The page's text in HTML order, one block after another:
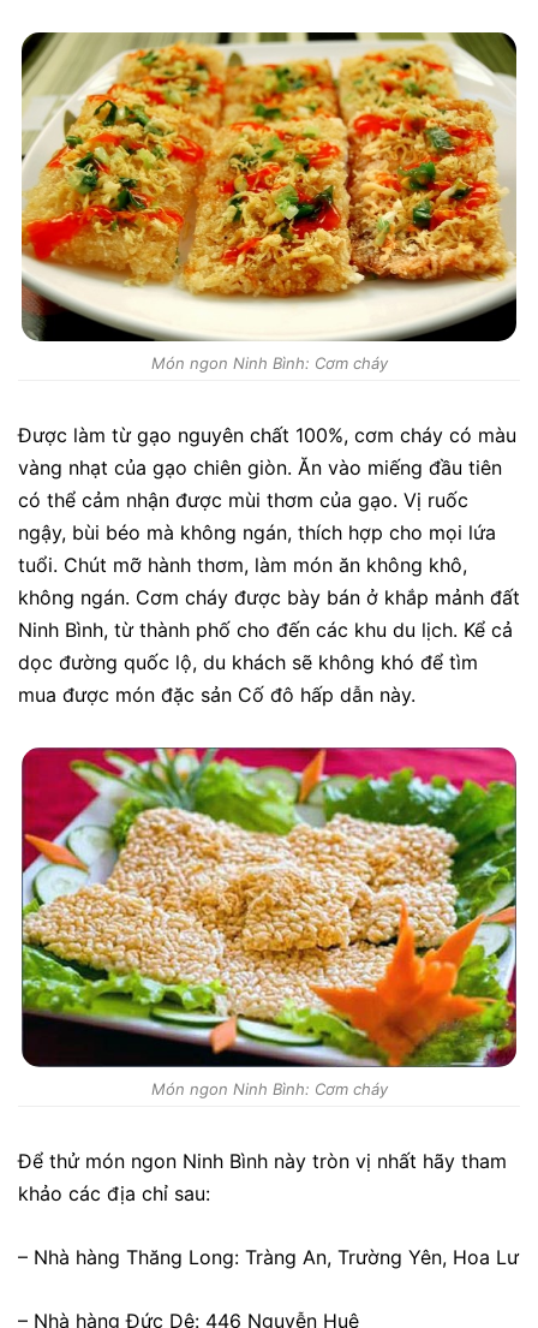
Món ngon Ninh Bình: Cơm cháy
Được làm từ gạo nguyên chất 100%, cơm cháy có màu
vàng nhạt của gạo chiên giòn. Ăn vào miếng đầu tiên
có thể cảm nhận được mùi thơm của gạo. Vị ruốc
ngậy, bùi béo mà không ngán, thích hợp cho mọi lứa
tuổi. Chút mỡ hành thơm, làm món ăn không khô,
không ngán. Cơm cháy được bày bán ở khắp mảnh đất
Ninh Bình, từ thành phố cho đến các khu du lịch. Kể cả
dọc đường quốc lộ, du khách sẽ không khó để tìm
mua được món đặc sản Cố đô hấp dẫn này.
Món ngon Ninh Bình: Cơm cháy
Để thử món ngon Ninh Bình này tròn vị nhất hãy tham
khảo các địa chỉ sau:
– Nhà hàng Thăng Long: Tràng An, Trường Yên, Hoa Lư
– Nhà hàng Đức Dê: 446 Nguyễn Huệ